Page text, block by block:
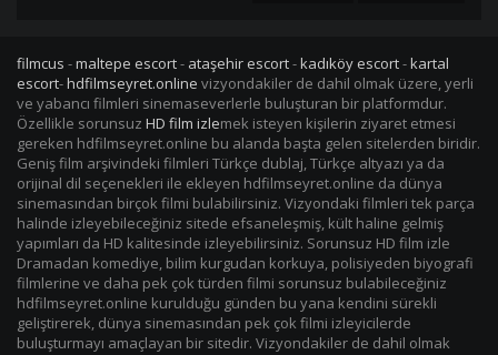
filmcus -maltepe escort- ataşehir escort-kadıköy escort-kartal
escort-hdfilmseyret.online vizyondakiler de dahil olmak üzere, yerli
ve yabancı filmleri sinemaseverlerle buluşturan bir platformdur.
Özellikle sorunsuz HD film izlemek isteyen kişilerin ziyaret etmesi
gereken hdfilmseyret.online bu alanda başta gelen sitelerden biridir.
Geniş film arşivindeki filmleri Türkçe dublaj, Türkçe altyazı ya da
orijinal dil seçenekleri ile ekleyen hdfilmseyret.online da dünya
sinemasından birçok filmi bulabilirsiniz. Vizyondaki filmleri tek parça
halinde izleyebileceğiniz sitede efsaneleşmiş, kült haline gelmiş
yapımları da HD kalitesinde izleyebilirsiniz. Sorunsuz HD film izle
Dramadan komediye, bilim kurgudan korkuya, polisiyeden biyografi
filmlerine ve daha pek çok türden filmi sorunsuz bulabileceğiniz
hdfilmseyret.online kurulduğu günden bu yana kendini sürekli
geliştirerek, dünya sinemasından pek çok filmi izleyicilerde
buluşturmayı amaçlayan bir sitedir. Vizyondakiler de dahil olmak